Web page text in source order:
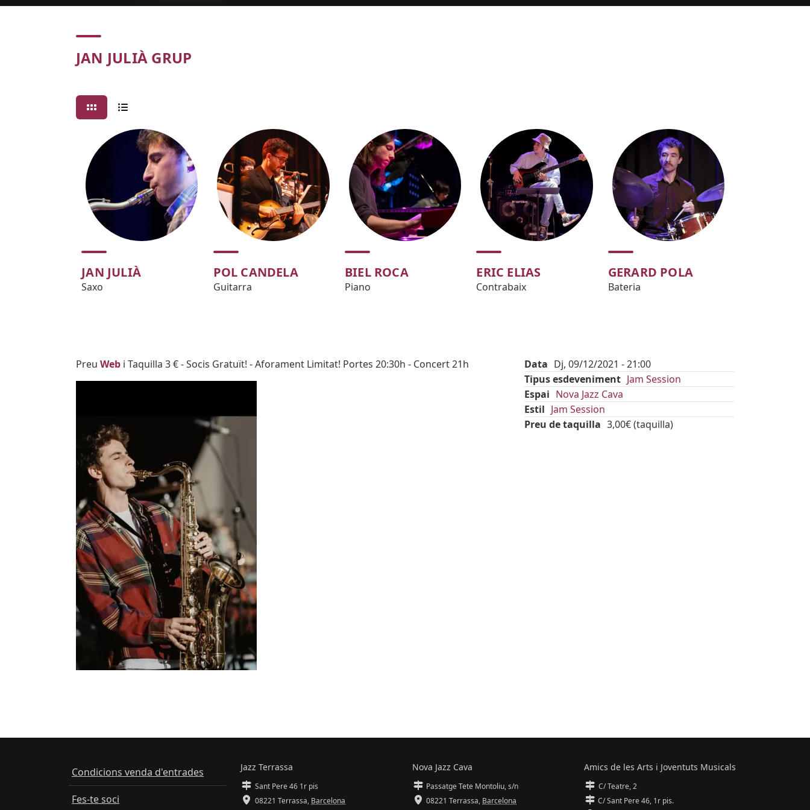
Concert
JAN JULIÀ GRUP
JAN JULIÀ
Saxo
POL CANDELA
Guitarra
BIEL ROCA
Piano
ERIC ELIAS
Contrabaix
GERARD POLA
Bateria
Body
Preu Web i Taquilla 3 € - Socis Gratuït! - Aforament Limitat! Portes 20:30h - Concert 21h
Data Dj, 09/12/2021 - 21:00
Tipus esdeveniment Jam Session
Espai Nova Jazz Cava
Estil Jam Session
Preu de taquilla 3,00€ (taquilla)
Condicions venda d'entrades
Fes-te soci
Jazz Terrassa
Sant Pere 46 1r pis
08221 Terrassa, Barcelona
Nova Jazz Cava
Passatge Tete Montoliu, s/n
08221 Terrassa, Barcelona
Amics de les Arts i Joventuts Musicals
C/ Teatre, 2
C/ Sant Pere 46, 1r pis.